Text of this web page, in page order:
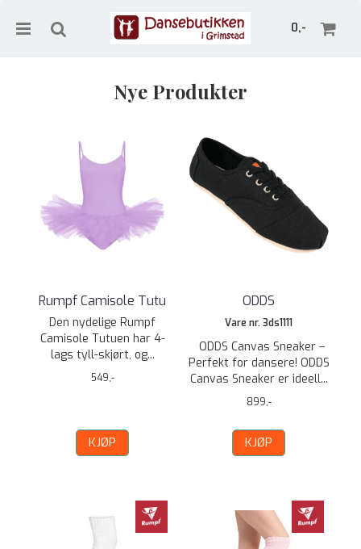
0,-
Nye Produkter
Rumpf Camisole Tutu
Den nydelige Rumpf
Camisole Tutuen har 4-
lags tyll-skjørt, og...
549,-
KJØP
ODDS
Vare nr. 3ds1111
ODDS Canvas Sneaker –
Perfekt for dansere! ODDS
Canvas Sneaker er ideell...
899,-
KJØP
Trykk ENTER for å søke